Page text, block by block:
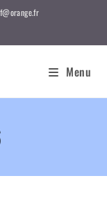
Menu